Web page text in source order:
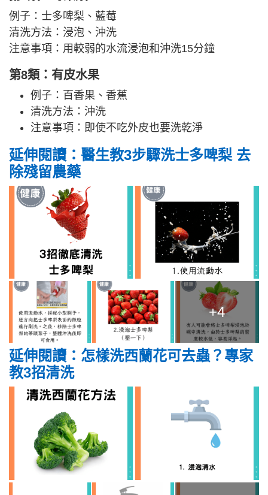
例子：士多啤梨、藍莓
清洗方法：浸泡、沖洗
注意事項：用較弱的水流浸泡和沖洗15分鐘
第8類：有皮水果
例子：百香果、香蕉
清洗方法：沖洗
注意事項：即使不吃外皮也要洗乾淨
延伸閱讀：醫生教3步驟洗士多啤梨 去
除殘留農藥
+4
延伸閱讀：怎樣洗西蘭花可去蟲？專家
教3招清洗